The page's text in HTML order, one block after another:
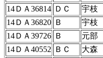
14ＤＡ36814 ＤＣ 宇枝
14ＤＡ36820 Ｂ 宇枝
14ＤＡ39726 Ｂ 元部
14ＤＡ40552
ＢＣ 大森